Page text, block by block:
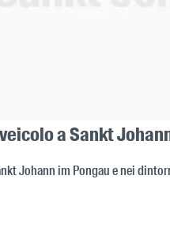
a Sankt
Johann im Pongau e nei